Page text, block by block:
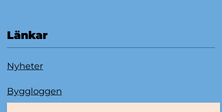
Länkar
Nyheter
Byggloggen